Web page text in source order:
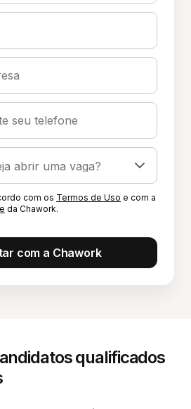
seu telefone
com os Termos de Uso e com a
da Chawork.
com a Chawork
qualificados